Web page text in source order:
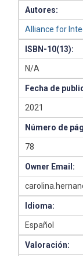
Autores:
Alliance for
ISBN-10(13):
N/A
Fecha de
2021
Número de
78
Owner Email:
Idioma:
Español
Valoración: